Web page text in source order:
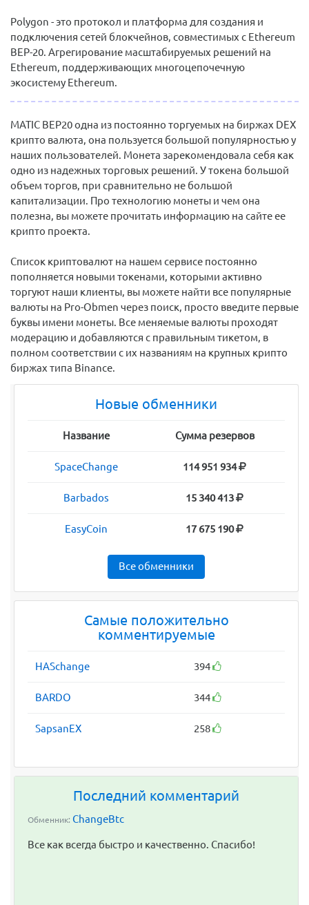
Polygon - это протокол и платформа для создания и
подключения сетей блокчейнов, совместимых с Ethereum
BEP-20. Агрегирование масштабируемых решений на
Ethereum, поддерживающих многоцепочечную
экосистему Ethereum.
MATIC BEP20 одна из постоянно торгуемых на биржах DEX
крипто валюта, она пользуется большой популярностью у
наших пользователей. Монета зарекомендовала себя как
одно из надежных торговых решений. У токена большой
объем торгов, при сравнительно не большой
капитализации. Про технологию монеты и чем она
полезна, вы можете прочитать информацию на сайте ее
крипто проекта.
Список криптовалют на нашем сервисе постоянно
пополняется новыми токенами, которыми активно
торгуют наши клиенты, вы можете найти все популярные
валюты на Pro-Obmen через поиск, просто введите первые
буквы имени монеты. Все меняемые валюты проходят
модерацию и добавляются с правильным тикетом, в
полном соответствии с их названиям на крупных крипто
биржах типа Binance.
Новые обменники
Название Сумма резервов
SpaceChange 114 951 934
Barbados 15 340 413
EasyCoin 17 675 190
Все обменники
Самые положительно
комментируемые
HASchange 394
BARDO 344
SapsanEX 258
Последний комментарий
Обменник: ChangeBtc
Все как всегда быстро и качественно. Спасибо!